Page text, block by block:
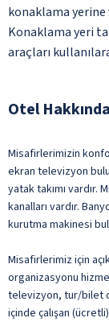
konaklama yerine
Konaklama yeri
araçları
Otel Hakkında
Misafirlerimizin
ekran televizyon
yatak takımı
kanalları vardır.
kurutma makinesi
Misafirlerimiz için
organizasyonu
televizyon, tur/bilet
içinde çalışan